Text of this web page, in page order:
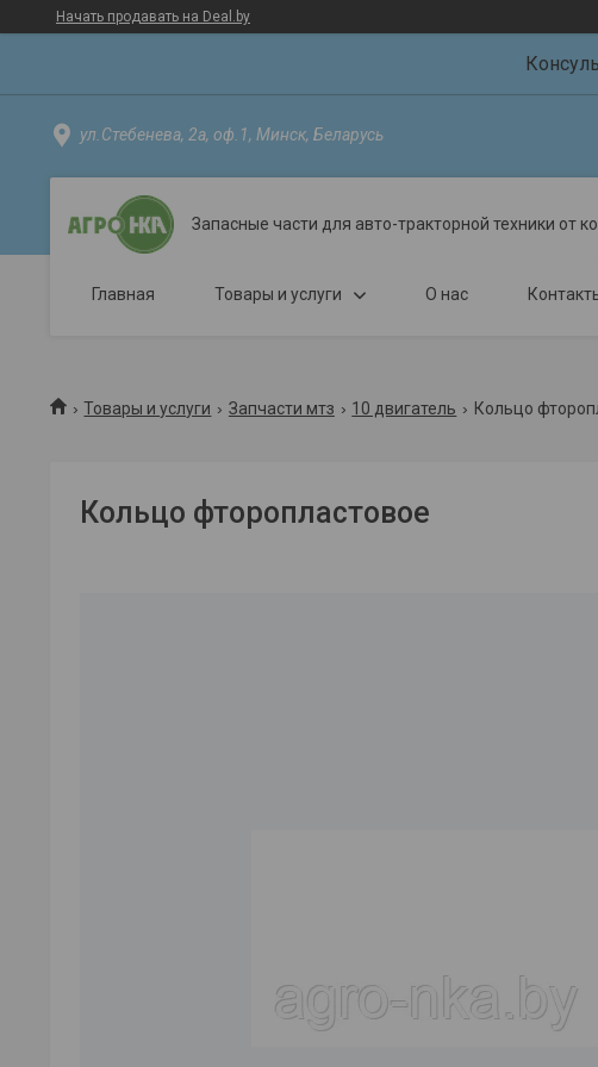
Начать продавать на Deal.by
ул.Стебенева, 2а, оф.1, Минск, Беларусь
Запасные части для авто-тракторной техники от
Главная Товары и услуги О нас
Товары и услуги Запчасти мтз 10 двигатель Кольцо
Кольцо фторопластовое